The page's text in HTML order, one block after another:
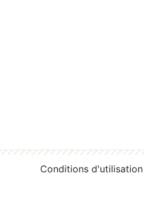
Conditions d'utilisation